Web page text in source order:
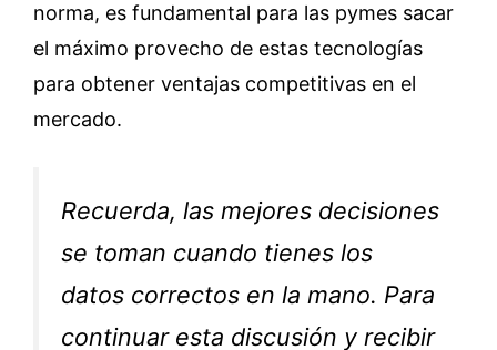
norma, es fundamental para las pymes sacar
el máximo provecho de estas tecnologías
para obtener ventajas competitivas en el
mercado.
Recuerda, las mejores decisiones
se toman cuando tienes los
datos correctos en la mano. Para
continuar esta discusión y recibir